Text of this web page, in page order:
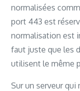
normalisées
port 443 est
normalisation est
faut juste que les
utilisent le même
Sur un serveur qui